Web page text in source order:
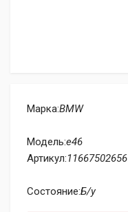
Марка:BMW
Модель:e46
Артикул:11667502656
Состояние:Б/у